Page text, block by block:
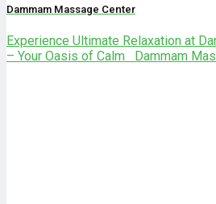
Dammam Massage Center
Experience Ultimate Relaxation at
– Your Oasis of Calm Dammam